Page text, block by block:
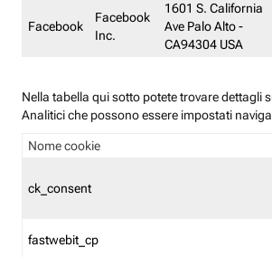
Facebook
Facebook
Inc.
1601 S. California
Ave Palo Alto -
CA94304 USA
Nella tabella qui sotto potete trovare dettagli
Analitici che possono essere impostati
Nome cookie
ck_consent
fastwebit_cp